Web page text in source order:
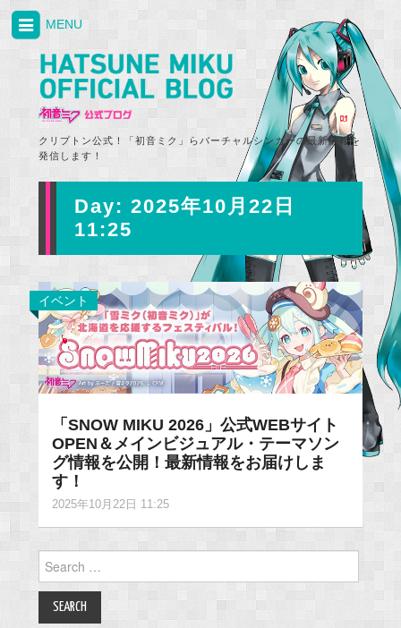
クリプトン公式！「初音ミク」らバーチャルシンガーの最新情報を
発信します！
MENU
Day: 2025年10月22日
11:25
イベント
「SNOW MIKU 2026」公式WEBサイト
OPEN＆メインビジュアル・テーマソン
グ情報を公開！最新情報をお届けしま
す！
2025年10月22日 11:25
for: